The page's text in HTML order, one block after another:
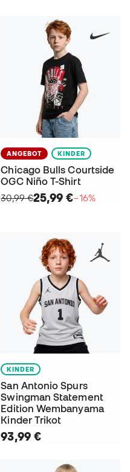
ANGEBOT KINDER
Chicago Bulls Courtside
OGC Niño T-Shirt
30,99 €25,99 €−16%
KINDER
San Antonio Spurs
Swingman Statement
Edition Wembanyama
Kinder Trikot
93,99 €